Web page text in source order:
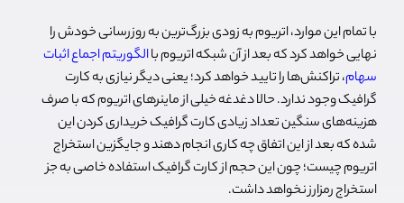
با تمام این موارد، اتریوم به زودی بزرگ‌ترین به روزرسانی خودش را
نهایی خواهد کرد که بعد از آن شبکه اتریوم باالگوریتم اجماع اثبات
سهام، تراکنش‌ها را تایید خواهد کرد؛ یعنی دیگر نیازی به کارت
گرافیک وجود ندارد. حالا دغدغه خیلی از ماینرهای اتریوم که با صرف
هزینه‌های سنگین تعداد زیادی کارت گرافیک خریداری کردن این
شده که بعد از این اتفاق چه کاری انجام دهند و جایگزین استخراج
اتریوم چیست؛ چون این حجم از کارت گرافیک استفاده خاصی به جز
استخراج رمزارز نخواهد داشت.